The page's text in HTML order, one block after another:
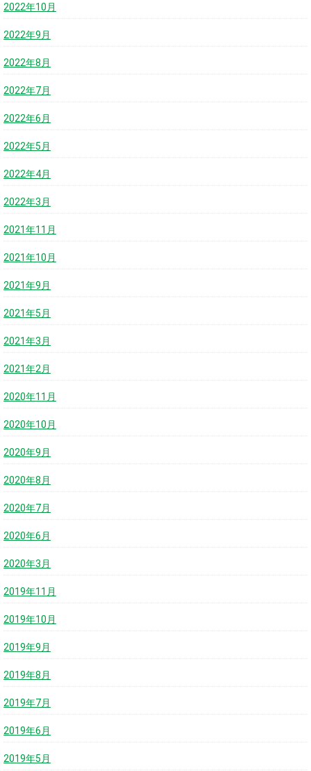
2022年10月
2022年9月
2022年8月
2022年7月
2022年6月
2022年5月
2022年4月
2022年3月
2021年11月
2021年10月
2021年9月
2021年5月
2021年3月
2021年2月
2020年11月
2020年10月
2020年9月
2020年8月
2020年7月
2020年6月
2020年3月
2019年11月
2019年10月
2019年9月
2019年8月
2019年7月
2019年6月
2019年5月